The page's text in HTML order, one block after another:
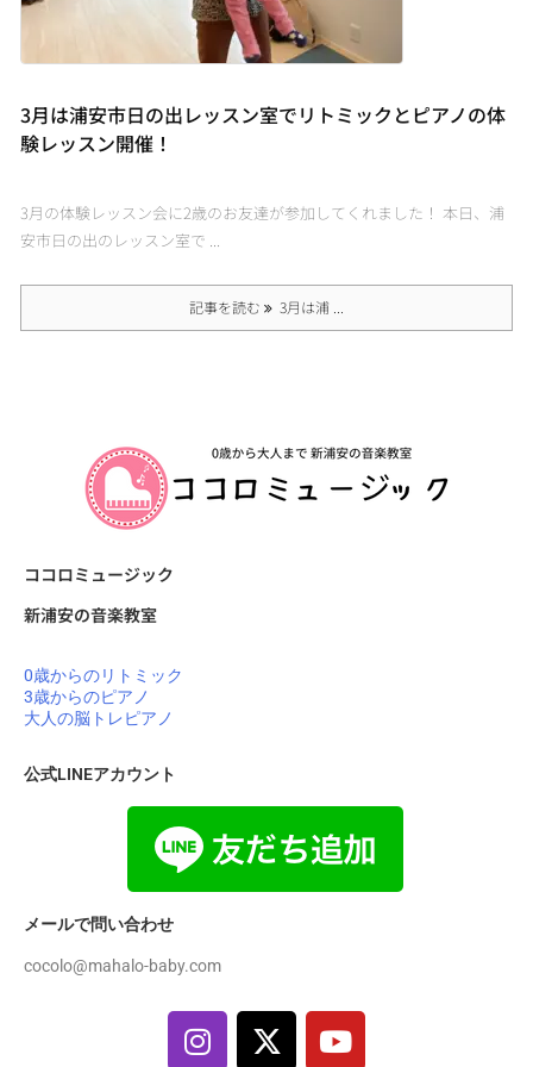
3月は浦安市日の出レッスン室でリトミックとピアノの体
験レッスン開催！
3月の体験レッスン会に2歳のお友達が参加してくれました！ 本日、浦
安市日の出のレッスン室で ...
記事を読む 3月は浦 ...
ココロミュージック
新浦安の音楽教室
0歳からのリトミック
3歳からのピアノ
大人の脳トレピアノ
公式LINEアカウント
メールで問い合わせ
cocolo@mahalo-baby.com